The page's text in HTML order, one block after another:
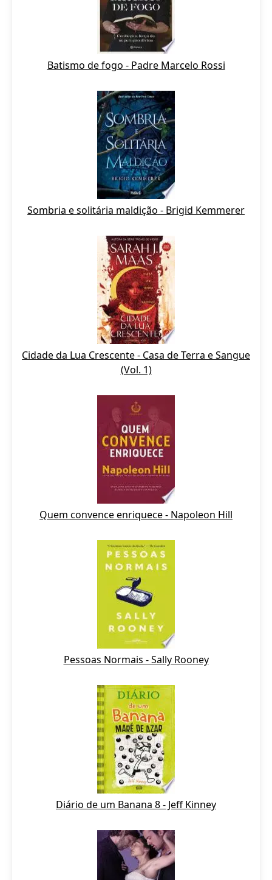
Batismo de fogo - Padre Marcelo Rossi
Sombria e solitária maldição - Brigid Kemmerer
Cidade da Lua Crescente - Casa de Terra e Sangue
(Vol. 1)
Quem convence enriquece - Napoleon Hill
Pessoas Normais - Sally Rooney
Diário de um Banana 8 - Jeff Kinney